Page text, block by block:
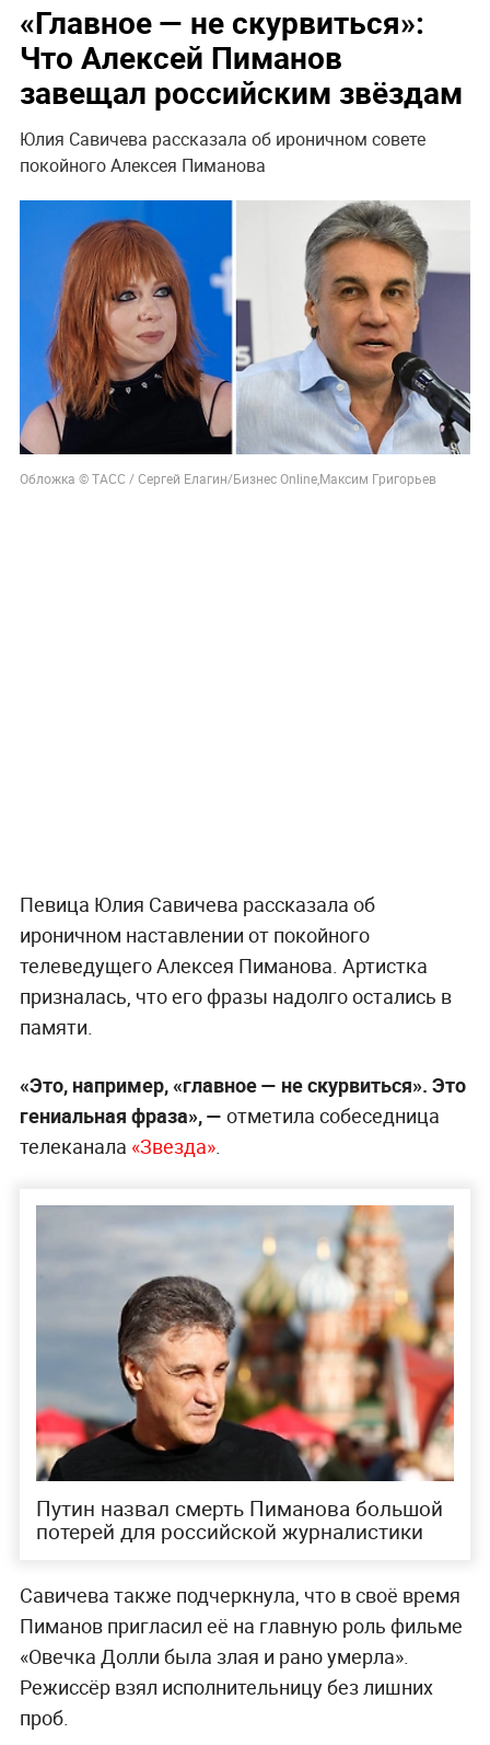
«Главное — не скурвиться»:
Что Алексей Пиманов
завещал российским звёздам
Юлия Савичева рассказала об ироничном совете
покойного Алексея Пиманова
Обложка © ТАСС / Сергей Елагин/Бизнес Online,Максим Григорьев
Певица Юлия Савичева рассказала об
ироничном наставлении от покойного
телеведущего Алексея Пиманова. Артистка
призналась, что его фразы надолго остались в
памяти.
«Это, например, «главное — не скурвиться». Это
гениальная фраза», — отметила собеседница
телеканала «Звезда».
Путин назвал смерть Пиманова большой
потерей для российской журналистики
Савичева также подчеркнула, что в своё время
Пиманов пригласил её на главную роль фильме
«Овечка Долли была злая и рано умерла».
Режиссёр взял исполнительницу без лишних
проб.